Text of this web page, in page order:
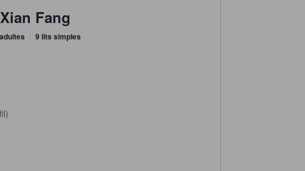
Fang
9 lits simples